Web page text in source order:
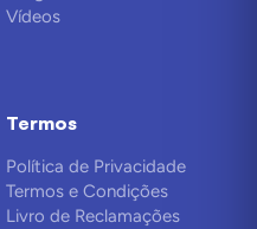
Vídeos
Termos
Política de Privacidade
Termos e Condições
Livro de Reclamações